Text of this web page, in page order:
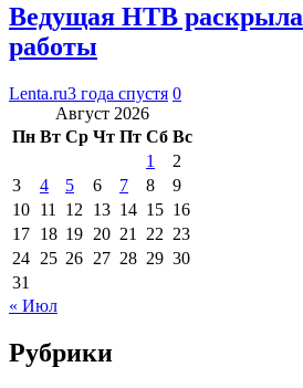
Ведущая НТВ
работы
Lenta.ru3 года спустя 0
Август 2026
Пн Вт Ср Чт Пт Сб Вс
1
2
3
4 5 6 7 8
9
10 11 12 13 14 15 16
17 18 19 20 21 22 23
24 25 26 27 28 29 30
31
« Июл
Рубрики